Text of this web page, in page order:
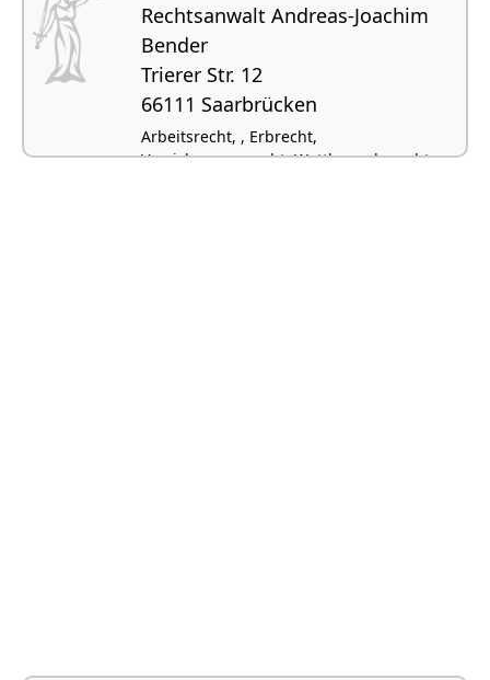
Rechtsanwalt Andreas-Joachim
Bender
Trierer Str. 12
66111 Saarbrücken
Arbeitsrecht, , Erbrecht,
Versicherungsrecht, Wettbewerbsrecht